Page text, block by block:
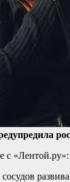
с «Лентой.ру»: